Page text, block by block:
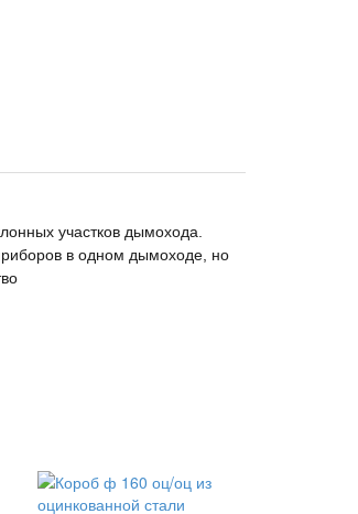
участков дымохода.
в одном дымоходе, но